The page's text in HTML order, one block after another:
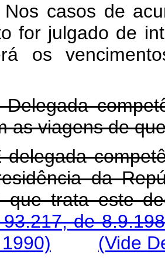
casos de
for julgado de
os
as viagens de
delegada
da
que trata
de
(Vide